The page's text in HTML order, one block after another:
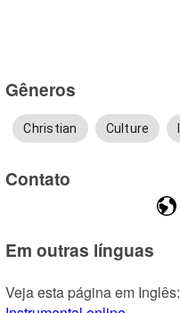
Gêneros
Christian Culture
Contato
Em outras línguas
Veja esta página em Inglês: